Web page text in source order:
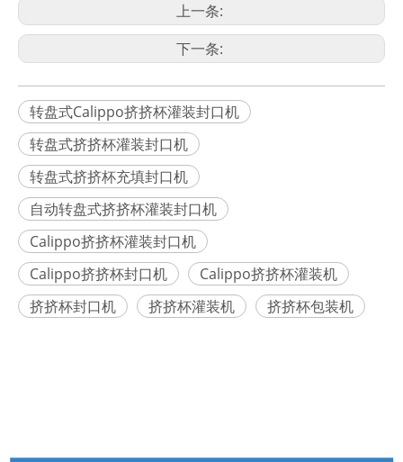
上一条:
下一条:
转盘式Calippo挤挤杯灌装封口机
转盘式挤挤杯灌装封口机
转盘式挤挤杯充填封口机
自动转盘式挤挤杯灌装封口机
Calippo挤挤杯灌装封口机
Calippo挤挤杯封口机
Calippo挤挤杯灌装机
挤挤杯封口机
挤挤杯灌装机 挤挤杯包装机